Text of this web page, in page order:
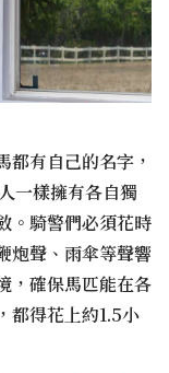
都有自己的名字，
樣擁有各自獨
。騎警們必須花時
炮聲、雨傘等聲響
，確保馬匹能在各
都得花上約1.5小